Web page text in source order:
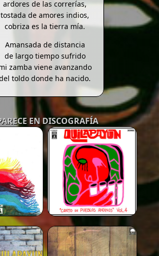
ardores de las correrías,
tostada de amores indios,
cobriza es la tierra mía.
Amansada de distancia
de largo tiempo sufrido
zamba viene avanzando
toldo donde ha nacido.
EN DISCOGRAFÍA